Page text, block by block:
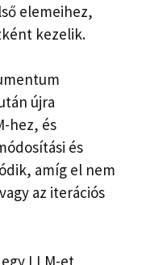
elemeihez,
kezelik.
újra
hez, és
és
amíg el nem
az iterációs
LLM-et